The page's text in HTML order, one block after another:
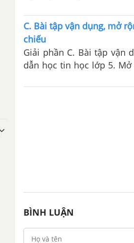
C. Bài tập vận dụng, mở
chiếu
Giải phần C. Bài tập vận
dẫn học tin học lớp 5.
BÌNH LUẬN